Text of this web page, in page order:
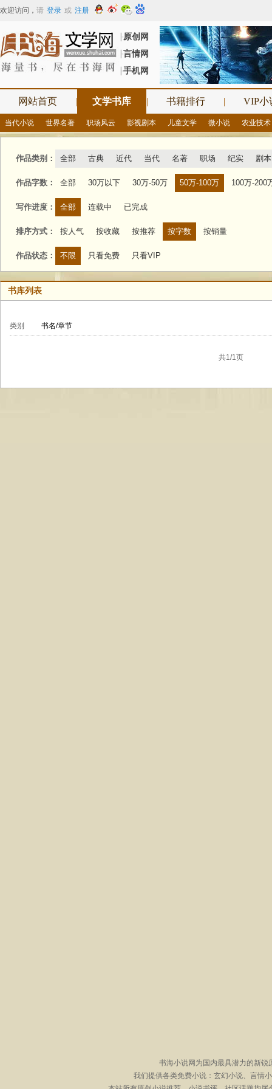
欢迎访问 ， 请 登录 或 注册
┠原创网
┠言情网
┠手机网
网站首页 | 文学书库 | 书籍排行 | VIP小
当代小说 世界名著 职场风云 影视剧本 儿童文学 微小说 农业技术
作品类别： 全部 古典 近代 当代 名著 职场 纪实 剧本
作品字数： 全部 30万以下 30万-50万 50万-100万 100万-200
写作进度： 全部 连载中 已完成
排序方式： 按人气 按收藏 按推荐 按字数 按销量
作品状态： 不限 只看免费 只看VIP
书库列表
类别 书名/章节
共1/1页
书海小说网为国内最具潜力的新
我们提供各类免费小说：玄幻小说、言情